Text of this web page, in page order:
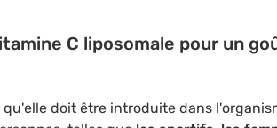
C liposomale pour un
doit être introduite dans